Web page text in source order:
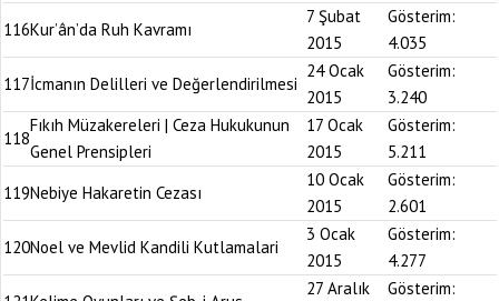
116Kur’ân’da Ruh Kavramı
7 Şubat
2015
Gösterim:
4.035
117İcmanın Delilleri ve Değerlendirilmesi
24 Ocak
2015
Gösterim:
3.240
118
Fıkıh Müzakereleri | Ceza Hukukunun
Genel Prensipleri
17 Ocak
2015
Gösterim:
5.211
119Nebiye Hakaretin Cezası
10 Ocak
2015
Gösterim:
2.601
120Noel ve Mevlid Kandili Kutlamalari
3 Ocak
2015
Gösterim:
4.277
27 Aralık Gösterim: